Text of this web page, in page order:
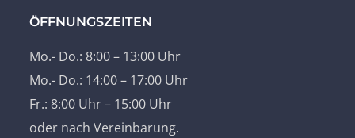
ÖFFNUNGSZEITEN
Mo.- Do.: 8:00 – 13:00 Uhr
Mo.- Do.: 14:00 – 17:00 Uhr
Fr.: 8:00 Uhr – 15:00 Uhr
oder nach Vereinbarung.